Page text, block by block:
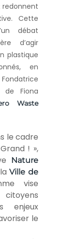
Cette
débat
d’agir
plastique
en
Fondatrice
de Fiona
Waste
le cadre
! »,
Nature
laVille de
vise
enjeux
le